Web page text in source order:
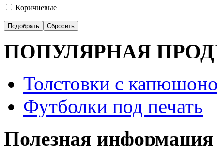
Коричневые
ПОПУЛЯРНАЯ
Толстовки с
Футболки под печать
Полезная информация